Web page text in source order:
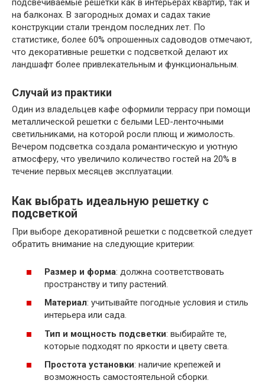
подсвечиваемые решетки как в интерьерах квартир, так и
на балконах. В загородных домах и садах такие
конструкции стали трендом последних лет. По
статистике, более 60% опрошенных садоводов отмечают,
что декоративные решетки с подсветкой делают их
ландшафт более привлекательным и функциональным.
Случай из практики
Один из владельцев кафе оформили террасу при помощи
металлической решетки с белыми LED-ленточными
светильниками, на которой росли плющ и жимолость.
Вечером подсветка создала романтическую и уютную
атмосферу, что увеличило количество гостей на 20% в
течение первых месяцев эксплуатации.
Как выбрать идеальную решетку с
подсветкой
При выборе декоративной решетки с подсветкой следует
обратить внимание на следующие критерии:
Размер и форма: должна соответствовать
пространству и типу растений.
Материал: учитывайте погодные условия и стиль
интерьера или сада.
Тип и мощность подсветки: выбирайте те,
которые подходят по яркости и цвету света.
Простота установки: наличие крепежей и
возможность самостоятельной сборки.